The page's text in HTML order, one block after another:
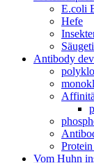
E.coli
Hefe
Antibody
Vom Huhn